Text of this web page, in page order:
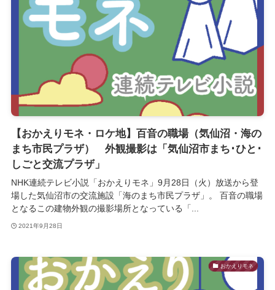
【おかえりモネ・ロケ地】百音の職場（気仙沼・海の
まち市民プラザ） 外観撮影は「気仙沼市まち･ひと･
しごと交流プラザ」
NHK連続テレビ小説「おかえりモネ」9月28日（火）放送から登
場した気仙沼市の交流施設「海のまち市民プラザ」。 百音の職場
となるこの建物外観の撮影場所となっている「...
2021年9月28日
おかえりモネ